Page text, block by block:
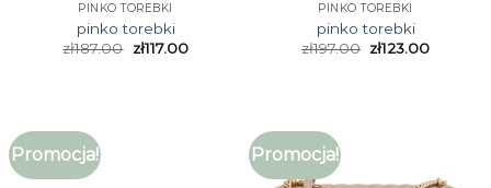
PINKO TOREBKI
pinko torebki
zł187.00 zł117.00
PINKO TOREBKI
pinko torebki
zł197.00 zł123.00
Promocja! Promocja!